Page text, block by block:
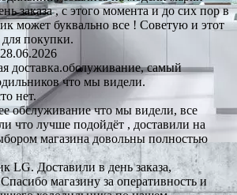
заказа , с этого момента и до сих пор в
может буквально все ! Советую и этот
покупки.
доставка.обслуживание, самый
что мы видели.
нет.
обслуживание что мы видели, все
что лучше подойдёт , доставили на
магазина довольны полностью
LG. Доставили в день заказа,
магазину за оперативность и